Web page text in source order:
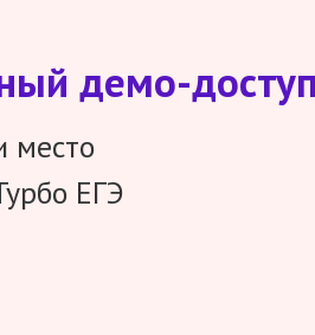
демо-доступ
место
ЕГЭ